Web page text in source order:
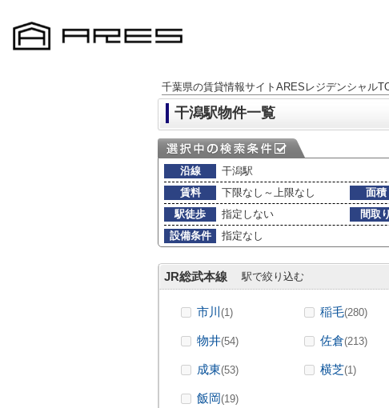
千葉県の賃貸情報サイトARESレジデンシャル
干潟駅物件一覧
沿線
干潟駅
賃料
下限なし～上限なし 面積
駅徒歩
指定しない 間取り
設備条件
指定なし
JR総武本線 駅で絞り込む
市川 (1) 稲毛(280)
物井(54) 佐倉(213)
成東(53) 横芝(1)
飯岡(19)